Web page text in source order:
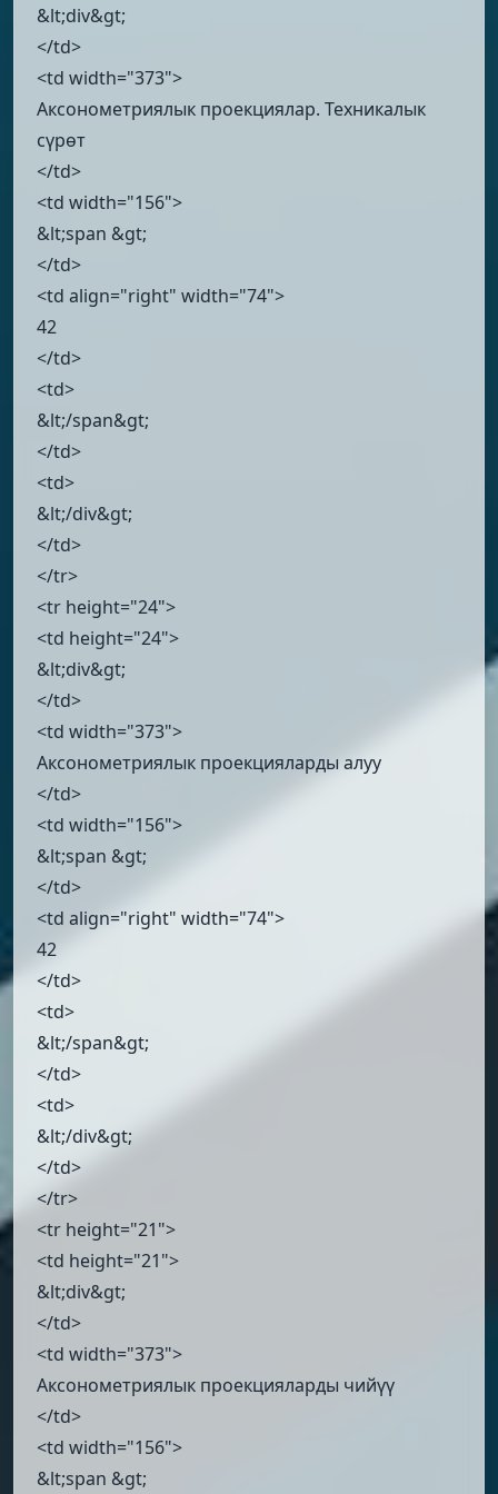
&lt;div&gt;
</td>
<td width="373">
Аксонометриялык проекциялар. Техникалык
сүрөт
</td>
<td width="156">
&lt;span &gt;
</td>
<td align="right" width="74">
42
</td>
<td>
&lt;/span&gt;
</td>
<td>
&lt;/div&gt;
</td>
</tr>
<tr height="24">
<td height="24">
&lt;div&gt;
</td>
<td width="373">
Аксонометриялык проекцияларды алуу
</td>
<td width="156">
&lt;span &gt;
</td>
<td align="right" width="74">
42
</td>
<td>
&lt;/span&gt;
</td>
<td>
&lt;/div&gt;
</td>
</tr>
<tr height="21">
<td height="21">
&lt;div&gt;
</td>
<td width="373">
Аксонометриялык проекцияларды чийүү
</td>
<td width="156">
&lt;span &gt;